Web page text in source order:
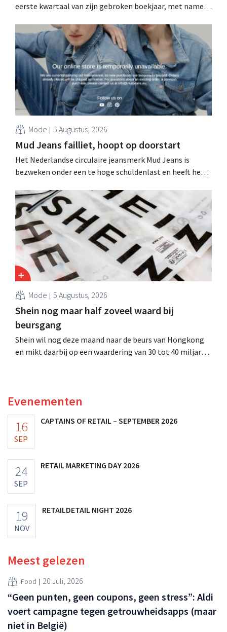
eerste kwartaal van zijn gebroken boekjaar, met name
Kors, ondanks sterke resultaten van Jimmy Choo.
Mode 5 Augustus, 2026
Mud Jeans failliet, hoopt op doorstart
Het Nederlandse circulaire jeansmerk Mud Jeans is
bezweken onder een te hoge schuldenlast en heeft het
evenwel dat het verhaal hiermee niet eindigt.
Mode 5 Augustus, 2026
Shein nog maar half zoveel waard bij
beursgang
Shein wil nog deze maand naar de beurs van Hongkong
en mikt daarbij op een waardering van 30 tot 40 miljard
Evenementen
16
SEP
CAPTAINS OF RETAIL – SEPTEMBER 2026
24
SEP
RETAIL MARKETING DAY 2026
19
NOV
RETAILDETAIL NIGHT 2026
Meest gelezen
Food 20 Juli, 2026
“Geen punten, geen coupons, geen stress”: Aldi
voert campagne tegen getrouwheidsapps (maar
niet in België)